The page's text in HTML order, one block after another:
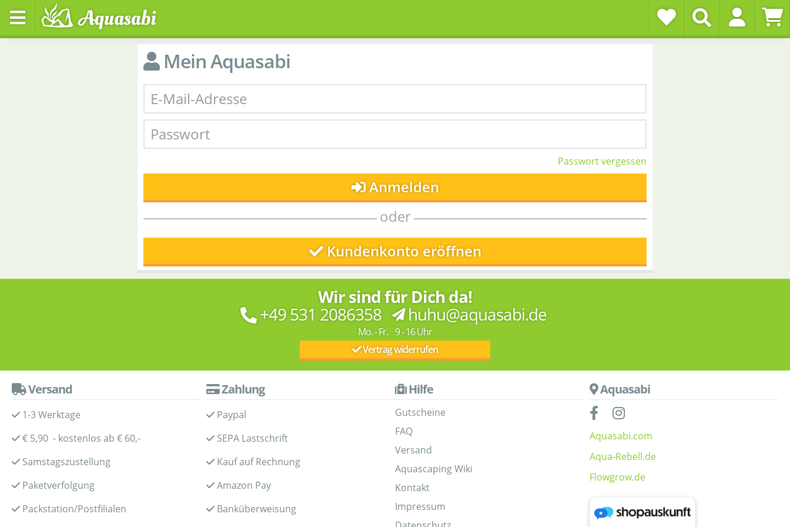
Mein Aquasabi
Passwort vergessen
Anmelden
oder
Kundenkonto eröffnen
Wir sind für Dich da!
+49 531 2086358 huhu@aquasabi.de
Mo. - Fr. 9 - 16 Uhr
Vertrag widerrufen
Versand
1-3 Werktage
€ 5,90 - kostenlos ab € 60,-
Samstagszustellung
Paketverfolgung
Packstation/Postfilialen
Zahlung
Paypal
SEPA Lastschrift
Kauf auf Rechnung
Amazon Pay
Banküberweisung
Hilfe
Gutscheine
FAQ
Versand
Aquascaping Wiki
Kontakt
Impressum
Aquasabi
Aquasabi.com
Aqua-Rebell.de
Flowgrow.de